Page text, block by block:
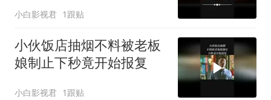
小白影视君 1跟贴
小伙饭店抽烟不料被老板
娘制止下秒竟开始报复
小白影视君 1跟贴